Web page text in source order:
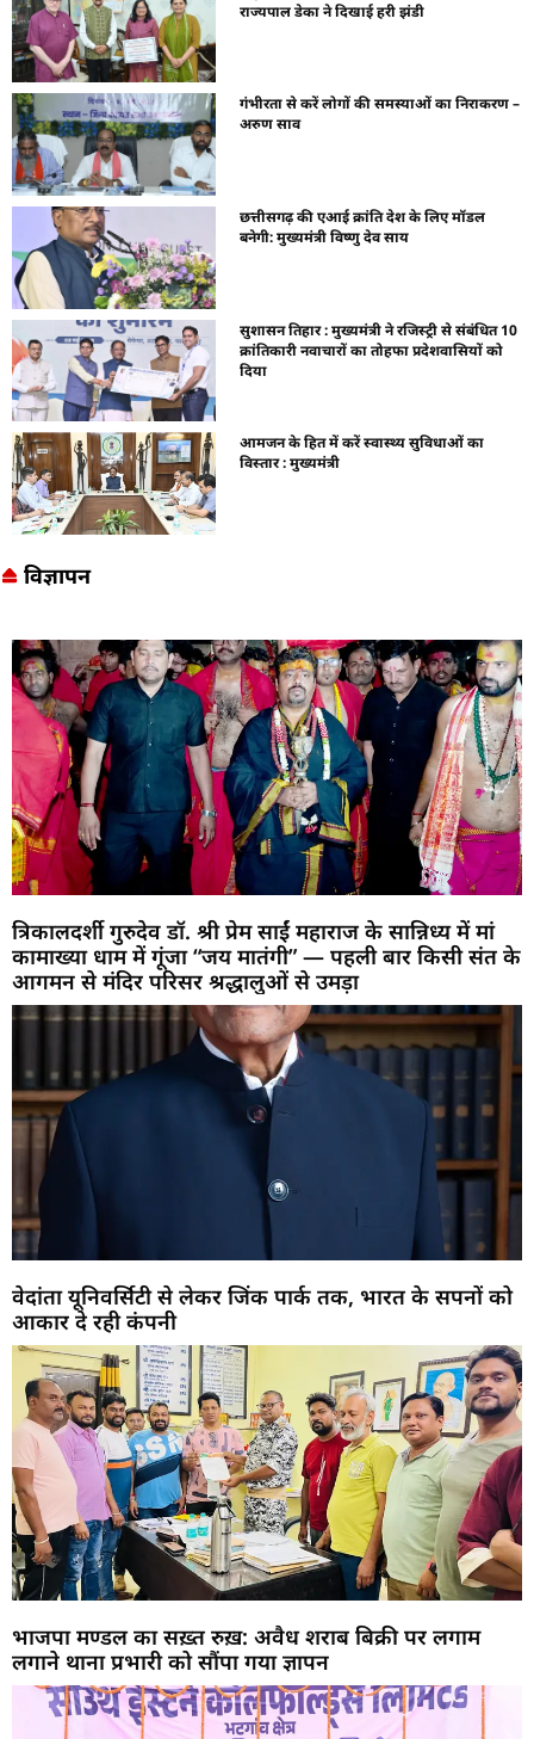
राज्यपाल डेका ने दिखाई हरी झंडी
गंभीरता से करें लोगों की समस्याओं का निराकरण –
अरुण साव
छत्तीसगढ़ की एआई क्रांति देश के लिए मॉडल
बनेगी: मुख्यमंत्री विष्णु देव साय
सुशासन तिहार : मुख्यमंत्री ने रजिस्ट्री से संबंधित 10
क्रांतिकारी नवाचारों का तोहफा प्रदेशवासियों को
दिया
आमजन के हित में करें स्वास्थ्य सुविधाओं का
विस्तार : मुख्यमंत्री
विज्ञापन
त्रिकालदर्शी गुरुदेव डॉ. श्री प्रेम साईं महाराज के सान्निध्य में मां
कामाख्या धाम में गूंजा “जय मातंगी” — पहली बार किसी संत के
आगमन से मंदिर परिसर श्रद्धालुओं से उमड़ा
वेदांता यूनिवर्सिटी से लेकर जिंक पार्क तक, भारत के सपनों को
आकार दे रही कंपनी
भाजपा मण्डल का सख़्त रुख़: अवैध शराब बिक्री पर लगाम
लगाने थाना प्रभारी को सौंपा गया ज्ञापन